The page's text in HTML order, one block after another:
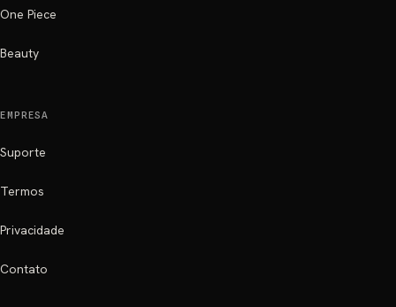
One Piece
Beauty
EMPRESA
Suporte
Termos
Privacidade
Contato